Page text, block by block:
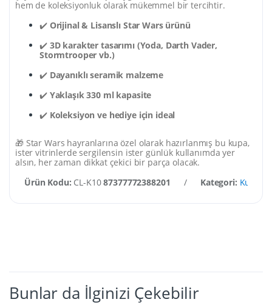
hem de koleksiyonluk olarak mükemmel bir tercihtir.
✔️ Orijinal & Lisanslı Star Wars ürünü
✔️ 3D karakter tasarımı (Yoda, Darth Vader,
Stormtrooper vb.)
✔️ Dayanıklı seramik malzeme
✔️ Yaklaşık 330 ml kapasite
✔️ Koleksiyon ve hediye için ideal
🎁 Star Wars hayranlarına özel olarak hazırlanmış bu kupa,
ister vitrinlerde sergilensin ister günlük kullanımda yer
alsın, her zaman dikkat çekici bir parça olacak.
Ürün Kodu: CL-K1087377772388201 / Kategori: Kupa &
Bunlar da İlginizi Çekebilir